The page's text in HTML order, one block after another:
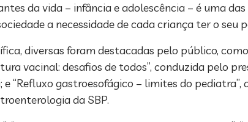
da vida – infância e adolescência – é uma
a necessidade de cada criança ter o seu
diversas foram destacadas pelo público,
vacinal: desafios de todos”, conduzida pelo
“Refluxo gastroesofágico – limites do pediatra”,
da SBP.